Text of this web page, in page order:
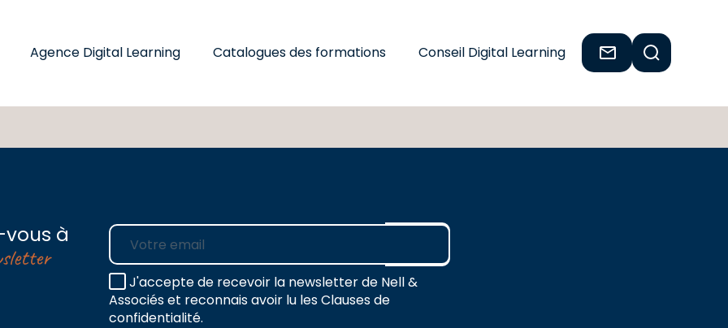
Agence Digital Learning
Catalogues des formations Conseil Digital Learning
à
E-mail
J'accepte de recevoir la newsletter de Nell &
Associés et reconnais avoir lu les Clauses de
confidentialité.